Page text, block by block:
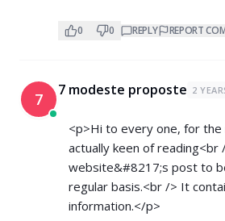
0 0 REPLY REPORT
7 7 modeste proposte 2
<p>Hi to every one, for
actually keen of reading<br
website&#8217;s post to
regular basis.<br /> It
information.</p>